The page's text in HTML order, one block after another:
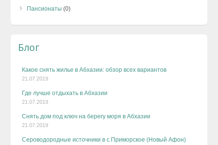
Пансионаты (0)
Блог
Какое снять жилье в Абхазии: обзор всех вариантов
21.07.2019
Где лучше отдыхать в Абхазии
21.07.2019
Снять дом под ключ на берегу моря в Абхазии
21.07.2019
Сероводородные источники в с.Приморское (Новый Афон)